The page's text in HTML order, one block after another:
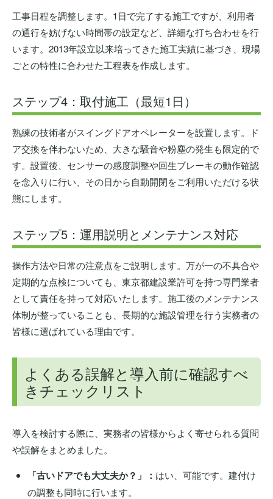
工事日程を調整します。1日で完了する施工ですが、利用者
の通行を妨げない時間帯の設定など、詳細な打ち合わせを行
います。2013年設立以来培ってきた施工実績に基づき、現場
ごとの特性に合わせた工程表を作成します。
ステップ4：取付施工（最短1日）
熟練の技術者がスイングドアオペレーターを設置します。ド
ア交換を伴わないため、大きな騒音や粉塵の発生も限定的で
す。設置後、センサーの感度調整や回生ブレーキの動作確認
を念入りに行い、その日から自動開閉をご利用いただける状
態にします。
ステップ5：運用説明とメンテナンス対応
操作方法や日常の注意点をご説明します。万が一の不具合や
定期的な点検についても、東京都建設業許可を持つ専門業者
として責任を持って対応いたします。施工後のメンテナンス
体制が整っていることも、長期的な施設管理を行う実務者の
皆様に選ばれている理由です。
よくある誤解と導入前に確認すべ
きチェックリスト
導入を検討する際に、実務者の皆様からよく寄せられる質問
や誤解をまとめました。
「古いドアでも大丈夫か？」： はい、可能です。建付け
の調整も同時に行います。